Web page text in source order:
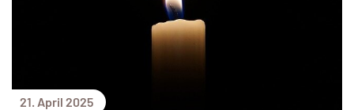
21. April 2025